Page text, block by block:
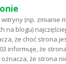
(np. zmianie
na blogu)
że choć strona
informuje, że
oznacza, że strona